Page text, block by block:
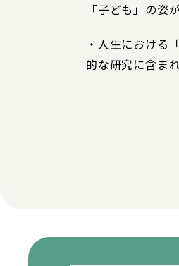
「子ども」の姿
・人生における
的な研究に含まれ